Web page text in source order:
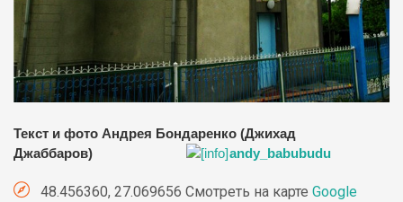
Текст и фото Андрея Бондаренко (Джихад
Джаббаров)
andy_babubudu
48.456360, 27.069656 Смотреть на карте Google